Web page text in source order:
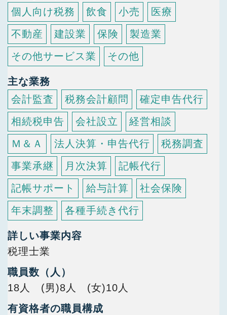
個人向け税務
飲食 小売
医療
不動産
建設業 保険
製造業
その他サービス業
その他
主な業務
会計監査
税務会計顧問
確定申告代行
相続税申告
会社設立
経営相談
Ｍ＆Ａ
法人決算・申告代行
税務調査
事業承継
月次決算
記帳代行
記帳サポート
給与計算
社会保険
年末調整
各種手続き代行
詳しい事業内容
税理士業
職員数（人）
18人 (男)8人 (女)10人
有資格者の職員構成